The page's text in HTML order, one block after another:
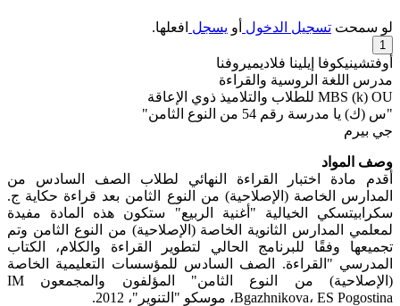
لو سمحت تسجيل الدخول أو يسجل افعلها.
1
أوفتشينيكوفا إيلينا فلاديميروفنا
مدرس اللغة الروسية والقراءة
MBS (k) OU للطلاب والتلاميذ ذوي الإعاقة
"س (ك) يا مدرسة رقم 54 من النوع الثامن"
جي بيرم
وصف المواد
أقدم مادة اختبار القراءة النهائي لطلاب الصف السادس من
المدارس الخاصة (الإصلاحية) من النوع الثامن بعد قراءة حكاية ج.
سكرابيتسكي الخيالية "أغنية الربيع" ستكون هذه المادة مفيدة
لمعلمي المدارس الثانوية الخاصة (الإصلاحية) من النوع الثامن وتم
تجميعها وفقًا للبرنامج الحالي لتطوير القراءة والكلام، الكتاب
المدرسي "القراءة. الصف السادس للمؤسسات التعليمية الخاصة
(الإصلاحية) من النوع الثامن" المؤلفون والمجمعون IM
Bgazhnikova، ES Pogostina، موسكو "التنوير"، 2012.